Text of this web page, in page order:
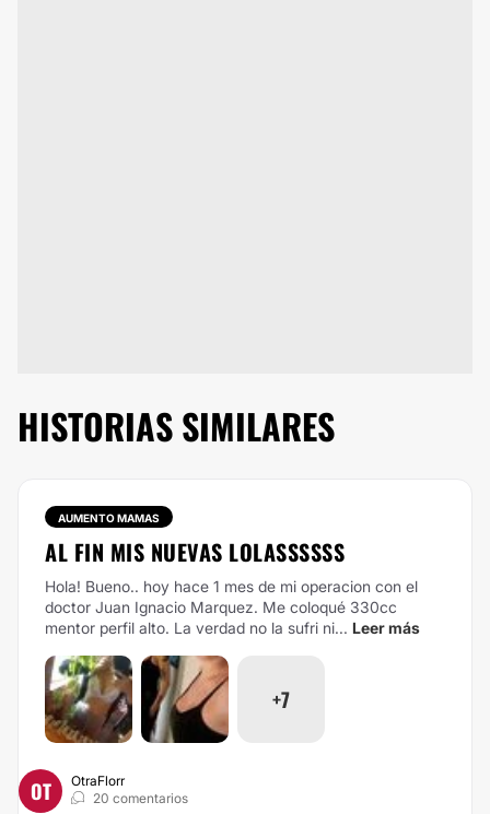
HISTORIAS SIMILARES
AUMENTO MAMAS
AL FIN MIS NUEVAS LOLASSSSSS
Hola! Bueno.. hoy hace 1 mes de mi operacion con el
doctor Juan Ignacio Marquez. Me coloqué 330cc
mentor perfil alto. La verdad no la sufri ni... Leer más
+7
OT
OtraFlorr
20 comentarios